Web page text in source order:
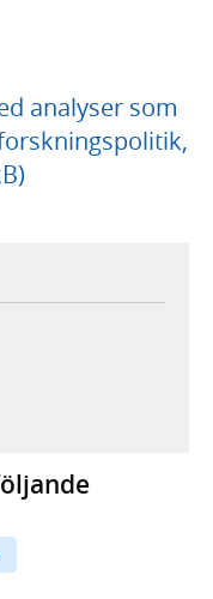
analyser som
webbplats,
webbplats,